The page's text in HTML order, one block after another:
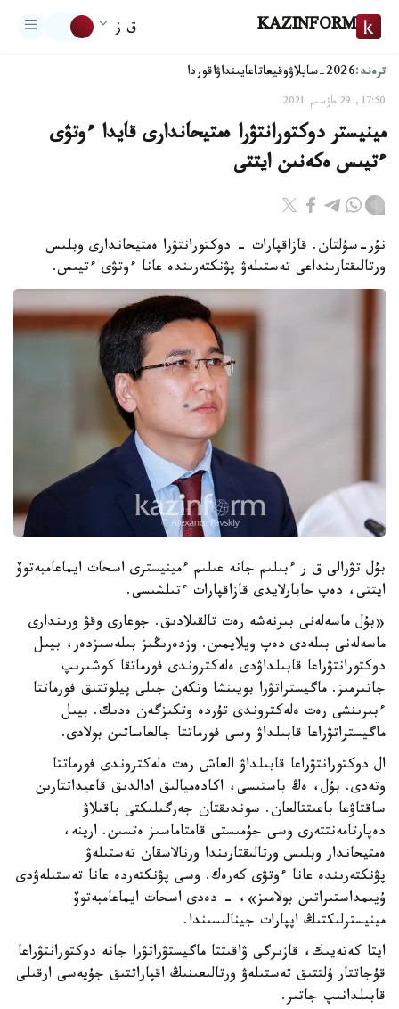
KAZINFORM ق ز
ترەند:2026-سايلاۋ وقيعاتاعايىنداۋاقوردا
17:50, 29 ماۋسىم 2021
مينيستر دوكتورانتۋرا ەمتيحاندارى قايدا ءوتۋى
ءتيىس ەكەنىن ايتتى
نۇر-سۇلتان. قازاقپارات - دوكتورانتۋرا ەمتيحاندارى وبلىس
ورتالىقتارىنداعى تەستىلەۋ پۋنكتەرىندە عانا ءوتۋى ءتيىس.
بۇل تۋرالى ق ر ءبىلىم جانە عىلىم ءمينيسترى اسحات ايماعامبەتوۆ
ايتتى، دەپ حابارلايدى قازاقپارات ءتىلشىسى.
«بۇل ماسەلەنى بىرنەشە رەت تالقىلادىق. جوعارى وقۋ ورىندارى
ماسەلەنى بىلەدى دەپ ويلايمىن. وزدەرىڭىز بىلەسىزدەر، بيىل
دوكتورانتۋراعا قابىلداۋدى ەلەكتروندى فورماتقا كوشىرىپ
جاتىرمىز. ماگيستراتۋرا بويىنشا وتكەن جىلى پيلوتتىق فورماتتا
ءبىرىنشى رەت ەلەكتروندى تۇردە وتكىزگەن ەدىك. بيىل
ماگيستراتۋراعا قابىلداۋ وسى فورماتتا جالعاساتىن بولادى.
ال دوكتورانتۋراعا قابىلداۋ العاش رەت ەلەكتروندى فورماتتا
وتەدى. بۇل، ەڭ باستىسى، اكادەميالىق ادالدىق قاعيداتتارىن
ساقتاۋعا باعىتتالعان. سوندىقتان جەرگىلىكتى باقىلاۋ
دەپارتامەنتتەرى وسى جۇمىستى قامتاماسىز ەتسىن. ارينە،
ەمتيحاندار وبلىس ورتالىقتارىندا ورنالاسقان تەستىلەۋ
پۋنكتەرىندە عانا ءوتۋى كەرەك. وسى پۋنكتەردە عانا تەستىلەۋدى
ۇيىمداستىراتىن بولامىز»، - دەدى اسحات ايماعامبەتوۆ
مينيسترلىكتىڭ اپپارات جينالىسىندا.
ايتا كەتەيىك، قازىرگى ۋاقىتتا ماگيستۋراتۋرا جانە دوكتورانتۋراعا
قۇجاتتار ۇلتتىق تەستىلەۋ ورتالىعىنىڭ اقپاراتتىق جۇيەسى ارقىلى
قابىلدانىپ جاتىر.